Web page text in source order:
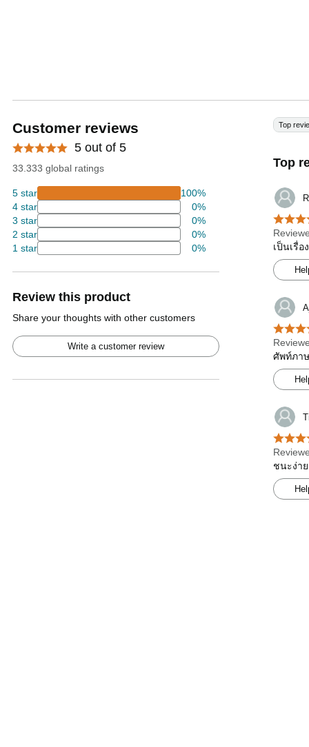
Customer reviews
5 out of 5
33.333 global ratings
5 star
100%
4 star
0%
3 star
0%
2 star
0%
1 star
0%
Review this product
Share your thoughts with other customers
Write a customer review
Top
Top
เป็นเรื่
ศัพท์ภา
ชนะง่า